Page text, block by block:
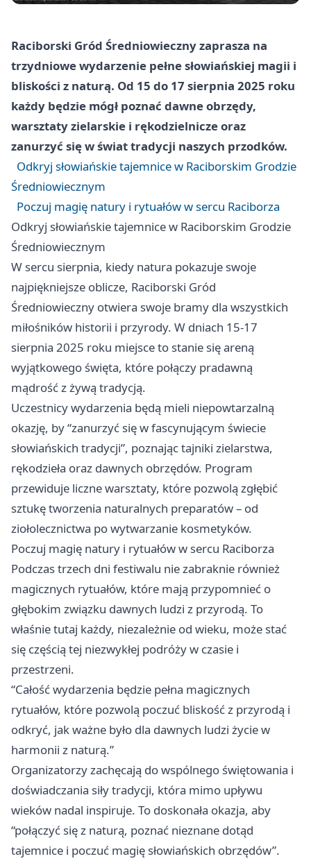
Raciborski Gród Średniowieczny zaprasza na
trzydniowe wydarzenie pełne słowiańskiej magii i
bliskości z naturą. Od 15 do 17 sierpnia 2025 roku
każdy będzie mógł poznać dawne obrzędy,
warsztaty zielarskie i rękodzielnicze oraz
zanurzyć się w świat tradycji naszych przodków.
Odkryj słowiańskie tajemnice w Raciborskim Grodzie
Średniowiecznym
Poczuj magię natury i rytuałów w sercu Raciborza
Odkryj słowiańskie tajemnice w Raciborskim Grodzie
Średniowiecznym
W sercu sierpnia, kiedy natura pokazuje swoje
najpiękniejsze oblicze, Raciborski Gród
Średniowieczny otwiera swoje bramy dla wszystkich
miłośników historii i przyrody. W dniach 15-17
sierpnia 2025 roku miejsce to stanie się areną
wyjątkowego święta, które połączy pradawną
mądrość z żywą tradycją.
Uczestnicy wydarzenia będą mieli niepowtarzalną
okazję, by “zanurzyć się w fascynującym świecie
słowiańskich tradycji”, poznając tajniki zielarstwa,
rękodzieła oraz dawnych obrzędów. Program
przewiduje liczne warsztaty, które pozwolą zgłębić
sztukę tworzenia naturalnych preparatów – od
ziołolecznictwa po wytwarzanie kosmetyków.
Poczuj magię natury i rytuałów w sercu Raciborza
Podczas trzech dni festiwalu nie zabraknie również
magicznych rytuałów, które mają przypomnieć o
głębokim związku dawnych ludzi z przyrodą. To
właśnie tutaj każdy, niezależnie od wieku, może stać
się częścią tej niezwykłej podróży w czasie i
przestrzeni.
“Całość wydarzenia będzie pełna magicznych
rytuałów, które pozwolą poczuć bliskość z przyrodą i
odkryć, jak ważne było dla dawnych ludzi życie w
harmonii z naturą.”
Organizatorzy zachęcają do wspólnego świętowania i
doświadczania siły tradycji, która mimo upływu
wieków nadal inspiruje. To doskonała okazja, aby
“połączyć się z naturą, poznać nieznane dotąd
tajemnice i poczuć magię słowiańskich obrzędów”.